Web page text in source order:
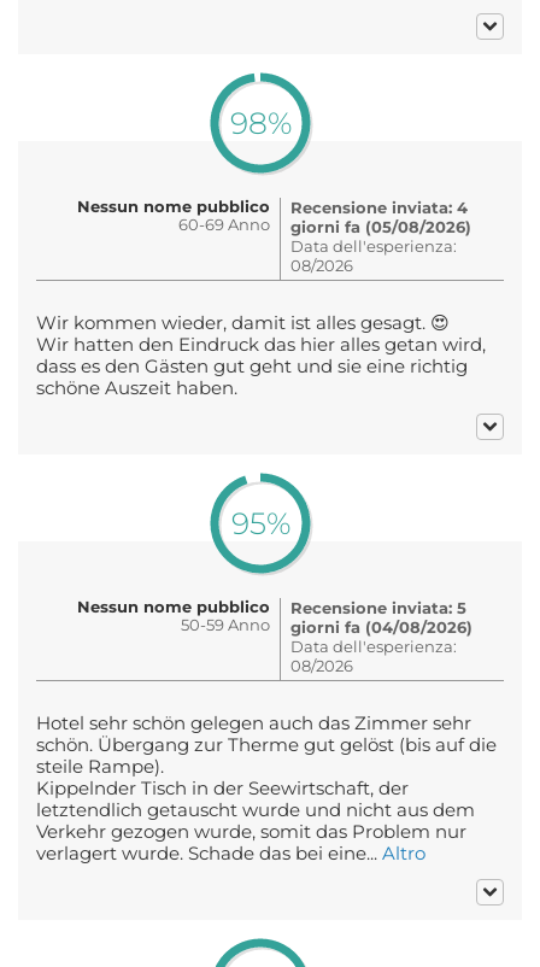
98%
Nessun nome pubblico
60-69 Anno
Recensione inviata: 4
giorni fa (05/08/2026)
Data dell'esperienza:
08/2026
Wir kommen wieder, damit ist alles gesagt. 😍
Wir hatten den Eindruck das hier alles getan wird,
dass es den Gästen gut geht und sie eine richtig
schöne Auszeit haben.
95%
Nessun nome pubblico
50-59 Anno
Recensione inviata: 5
giorni fa (04/08/2026)
Data dell'esperienza:
08/2026
Hotel sehr schön gelegen auch das Zimmer sehr
schön. Übergang zur Therme gut gelöst (bis auf die
steile Rampe).
Kippelnder Tisch in der Seewirtschaft, der
letztendlich getauscht wurde und nicht aus dem
Verkehr gezogen wurde, somit das Problem nur
verlagert wurde. Schade das bei eine... Altro